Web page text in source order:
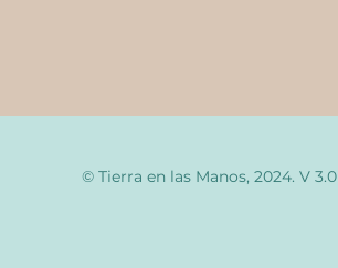
© Tierra en las Manos, 2024. V 3.0